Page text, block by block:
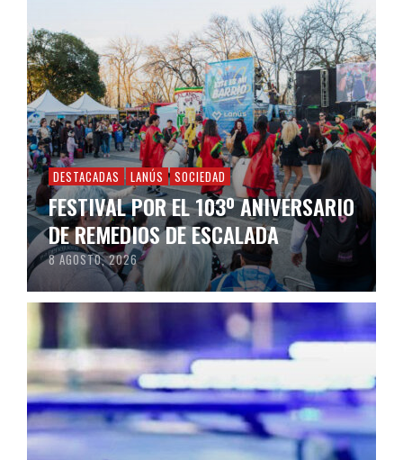
DESTACADAS LANÚS SOCIEDAD
FESTIVAL POR EL 103º ANIVERSARIO
DE REMEDIOS DE ESCALADA
8 AGOSTO, 2026